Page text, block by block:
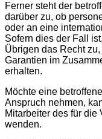
Ferner steht der
darüber zu, ob
oder an eine
Sofern dies der Fall
Übrigen das Recht
Garantien im
erhalten.
Möchte eine
Anspruch nehmen,
Mitarbeiter des für die
wenden.